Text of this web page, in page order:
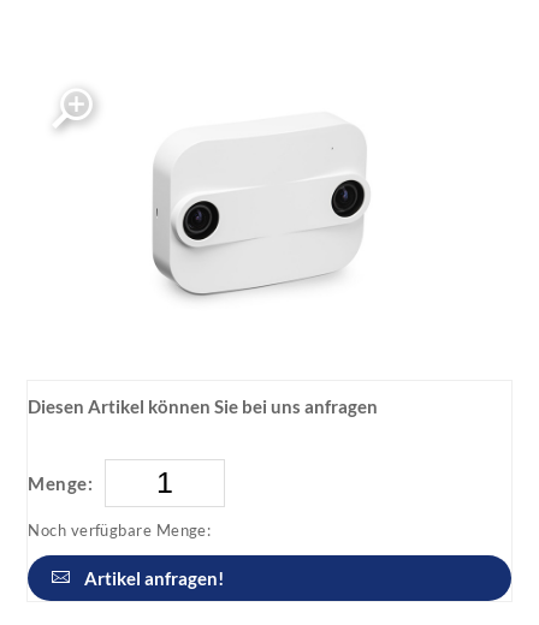
Diesen Artikel können Sie bei uns anfragen
Menge:
Noch verfügbare Menge:
Artikel anfragen!